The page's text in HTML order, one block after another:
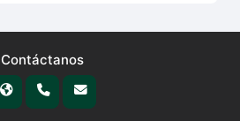
Contáctanos